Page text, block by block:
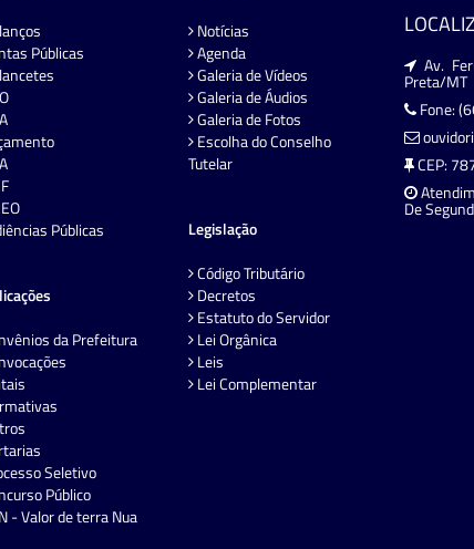
Públicas
Públicas
da Prefeitura
Seletivo
Público
- Valor de terra Nua
Notícias
Agenda
Galeria de Vídeos
Galeria de Áudios
Galeria de Fotos
Escolha do Conselho
Tutelar
Legislação
Código Tributário
Decretos
Estatuto do Servidor
Lei Orgânica
Leis
Lei Complementar
Av.
Preta/MT
Fone:
CEP:
De